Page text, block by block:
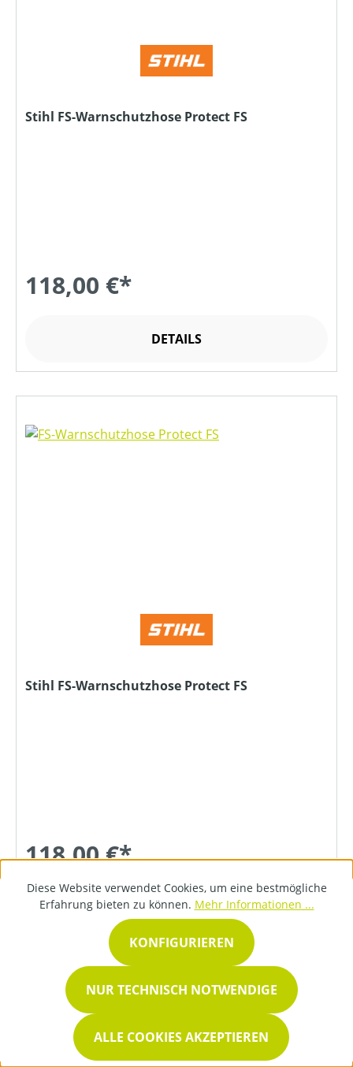
Stihl FS-Warnschutzhose Protect FS
118,00 €*
DETAILS
Stihl FS-Warnschutzhose Protect FS
118,00 €*
DETAILS
Diese Website verwendet Cookies, um eine bestmögliche
Erfahrung bieten zu können. Mehr Informationen ...
NUR TECHNISCH NOTWENDIGE
KONFIGURIEREN
ALLE COOKIES AKZEPTIEREN